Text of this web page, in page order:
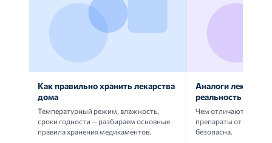
Как правильно хранить лекарства
дома
Температурный режим, влажность,
сроки годности — разбираем основные
правила хранения медикаментов.
Аналоги
реальность
Чем отличаются
препараты от
безопасна.